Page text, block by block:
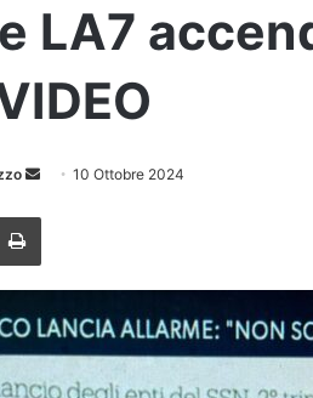
LA7
i
a
u
10 Ottobre 2024